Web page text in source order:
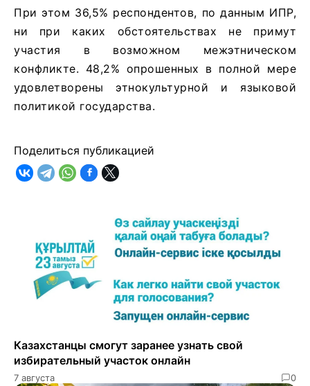
При этом 36,5% респондентов, по данным ИПР,
ни при каких обстоятельствах не примут
участия в возможном межэтническом
конфликте. 48,2% опрошенных в полной мере
удовлетворены этнокультурной и языковой
политикой государства.
Поделиться публикацией
Казахстанцы смогут заранее узнать свой
избирательный участок онлайн
7 августа 0